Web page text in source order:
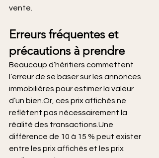
vente.
Erreurs fréquentes et
précautions à prendre
Beaucoup d’héritiers commettent
l’erreur de se baser sur les annonces
immobilières pour estimer la valeur
d’un bien.Or, ces prix affichés ne
reflètent pas nécessairement la
réalité des transactions.Une
différence de 10 à 15 % peut exister
entre les prix affichés et les prix